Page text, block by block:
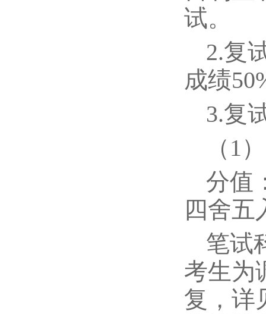
试。
2.复
成绩
3.复
（1
分值
四舍五
笔试
考生为
复，详